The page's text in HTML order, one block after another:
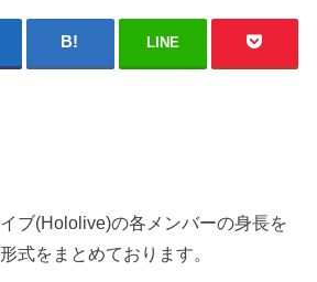
LINE
ブ(Hololive)の各メンバーの身長を
式をまとめております。